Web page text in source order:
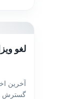
لغو
آخرین
گسترش